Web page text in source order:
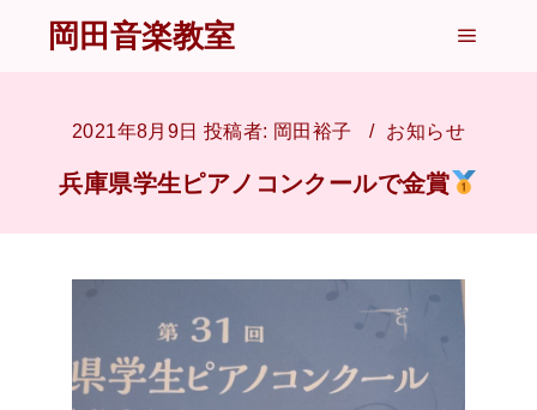
岡田音楽教室
2021年8月9日 投稿者: 岡田裕子 お知らせ
兵庫県学生ピアノコンクールで金賞